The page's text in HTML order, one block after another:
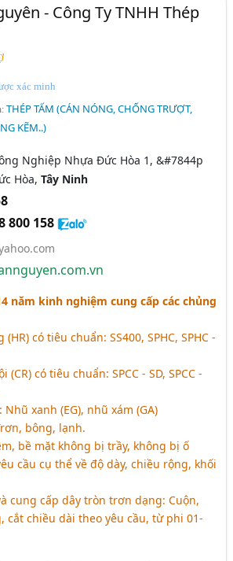
- Công Ty TNHH Thép
xác minh
THÉP TẤM (CÁN NÓNG, CHỐNG TRƯỢT,
KẼM..)
Nghiệp Nhựa Đức Hòa 1, &#7844p
Hòa,Tây Ninh
800 158
năm kinh nghiệm cung cấp các chủng
có tiêu chuẩn: SS400, SPHC, SPHC -
có tiêu chuẩn: SPCC - SD, SPCC -
xanh (EG), nhũ xám (GA)
bông, lạnh.
bề mặt không bị trầy, không bị ố
cầu cụ thể về độ dày, chiều rộng, khối
cung cấp dây tròn trơn dạng: Cuộn,
cắt chiều dài theo yêu cầu, từ phi 01-